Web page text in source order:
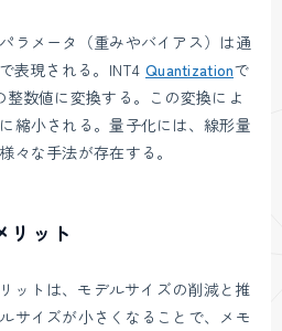
ラメータ（重みやバイアス）は通
表現される。INT4 Quantizationで
数値に変換する。この変換によ
縮小される。量子化には、線形量
々な手法が存在する。
リット
ットは、モデルサイズの削減と推
サイズが小さくなることで、メモ